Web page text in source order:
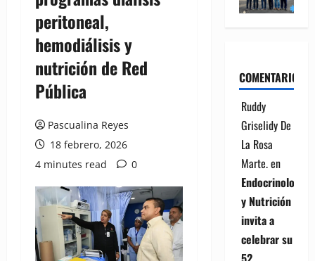
peritoneal,
hemodiálisis y
nutrición de Red
Pública
Pascualina Reyes
18 febrero, 2026
4 minutes read
0
COMENTARIOS
Ruddy
Griselidy De
La Rosa
Marte.en
Endocrinología
y Nutrición
invita a
celebrar su